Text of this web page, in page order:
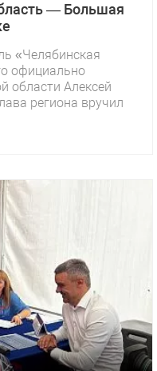
— Большая
«Челябинская
официально
области Алексей
региона вручил